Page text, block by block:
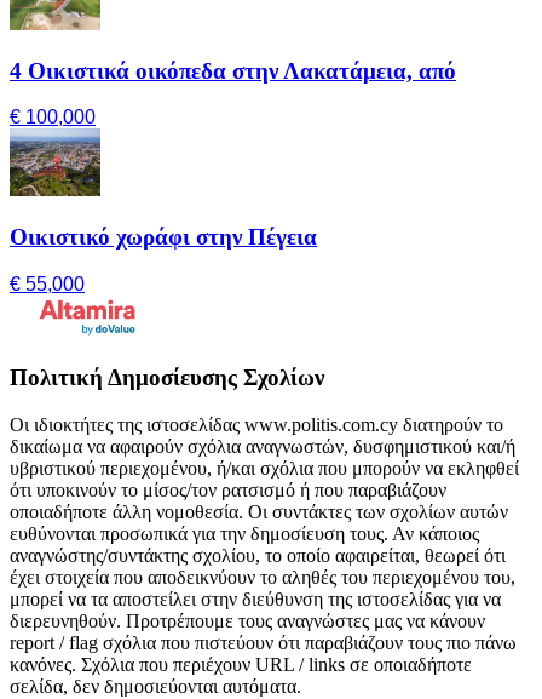
4 Οικιστικά οικόπεδα στην Λακατάμεια, από
€ 100,000
Οικιστικό χωράφι στην Πέγεια
€ 55,000
Πολιτική Δημοσίευσης Σχολίων
Οι ιδιοκτήτες της ιστοσελίδας www.politis.com.cy διατηρούν το
δικαίωμα να αφαιρούν σχόλια αναγνωστών, δυσφημιστικού και/ή
υβριστικού περιεχομένου, ή/και σχόλια που μπορούν να εκληφθεί
ότι υποκινούν το μίσος/τον ρατσισμό ή που παραβιάζουν
οποιαδήποτε άλλη νομοθεσία. Οι συντάκτες των σχολίων αυτών
ευθύνονται προσωπικά για την δημοσίευση τους. Αν κάποιος
αναγνώστης/συντάκτης σχολίου, το οποίο αφαιρείται, θεωρεί ότι
έχει στοιχεία που αποδεικνύουν το αληθές του περιεχομένου του,
μπορεί να τα αποστείλει στην διεύθυνση της ιστοσελίδας για να
διερευνηθούν. Προτρέπουμε τους αναγνώστες μας να κάνουν
report / flag σχόλια που πιστεύουν ότι παραβιάζουν τους πιο πάνω
κανόνες. Σχόλια που περιέχουν URL / links σε οποιαδήποτε
σελίδα, δεν δημοσιεύονται αυτόματα.